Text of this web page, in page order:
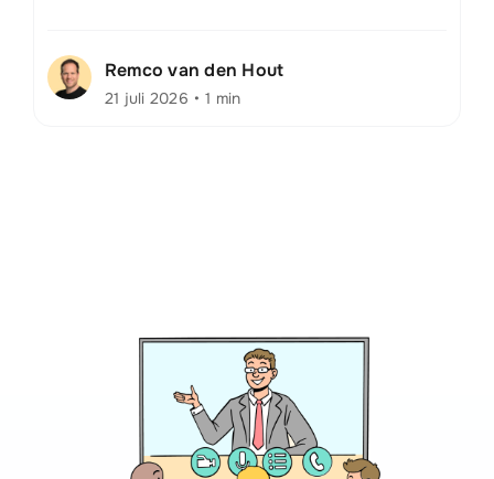
Remco van den Hout
21 juli 2026 • 1 min